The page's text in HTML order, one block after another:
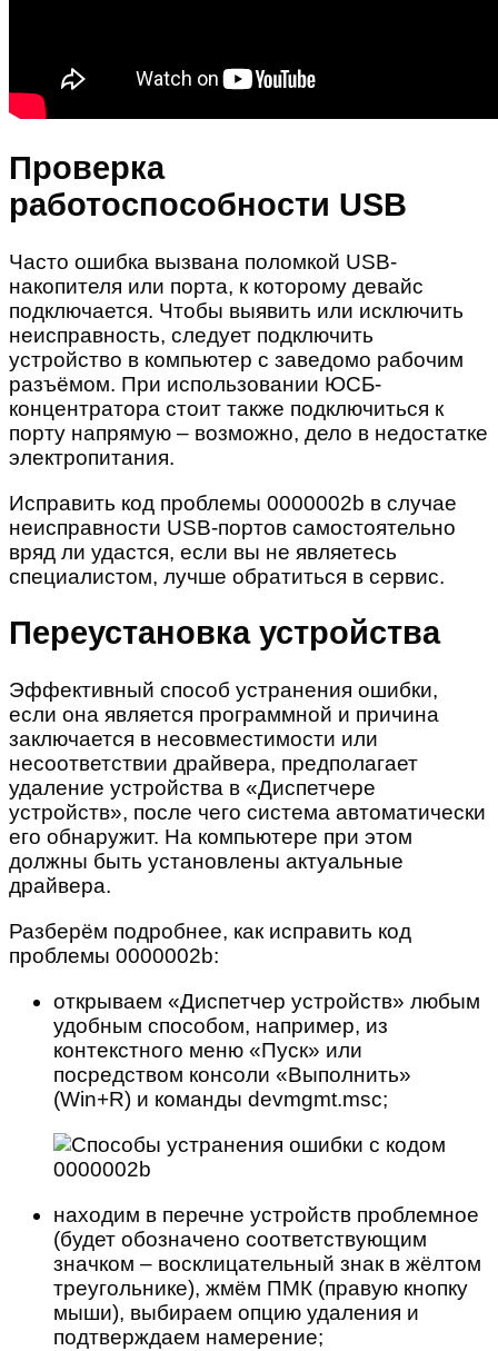
Проверка
работоспособности USB
Часто ошибка вызвана поломкой USB-
накопителя или порта, к которому девайс
подключается. Чтобы выявить или исключить
неисправность, следует подключить
устройство в компьютер с заведомо рабочим
разъёмом. При использовании ЮСБ-
концентратора стоит также подключиться к
порту напрямую – возможно, дело в недостатке
электропитания.
Исправить код проблемы 0000002b в случае
неисправности USB-портов самостоятельно
вряд ли удастся, если вы не являетесь
специалистом, лучше обратиться в сервис.
Переустановка устройства
Эффективный способ устранения ошибки,
если она является программной и причина
заключается в несовместимости или
несоответствии драйвера, предполагает
удаление устройства в «Диспетчере
устройств», после чего система автоматически
его обнаружит. На компьютере при этом
должны быть установлены актуальные
драйвера.
Разберём подробнее, как исправить код
проблемы 0000002b:
открываем «Диспетчер устройств» любым
удобным способом, например, из
контекстного меню «Пуск» или
посредством консоли «Выполнить»
(Win+R) и команды devmgmt.msc;
находим в перечне устройств проблемное
(будет обозначено соответствующим
значком – восклицательный знак в жёлтом
треугольнике), жмём ПМК (правую кнопку
мыши), выбираем опцию удаления и
подтверждаем намерение;